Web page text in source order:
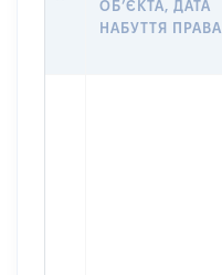
ОБʼЄКТА, ДАТА
НАБУТТЯ ПРАВА